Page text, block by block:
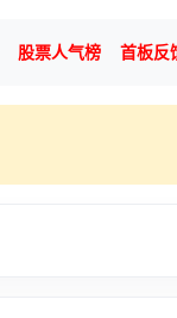
股票人气榜 首板反